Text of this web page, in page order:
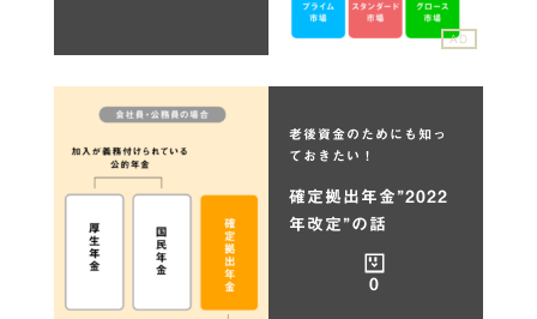
AD
老後資金のためにも知っ
ておきたい！
確定拠出年金”2022
年改定”の話
0